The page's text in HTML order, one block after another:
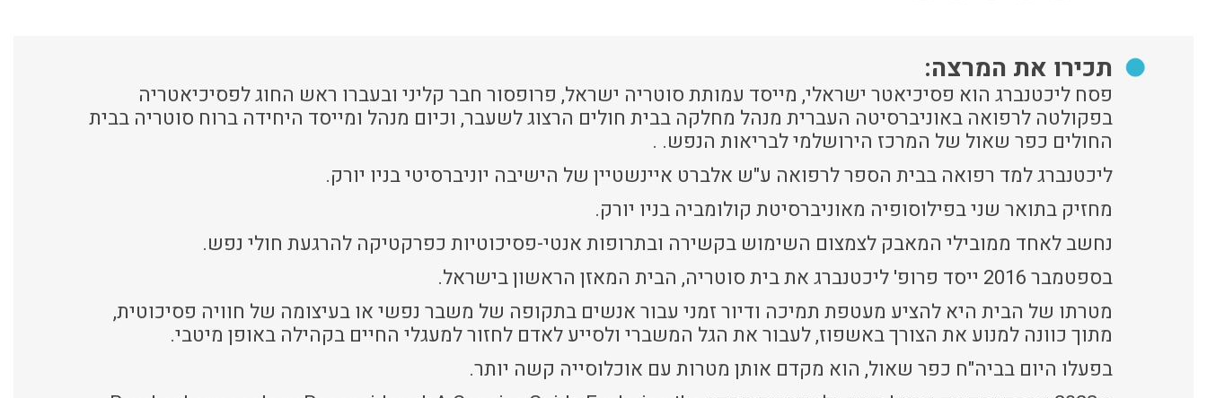
תכירו את המרצה:
פסח ליכטנברג הוא פסיכיאטר ישראלי, מייסד עמותת סוטריה ישראל, פרופסור חבר קליני ובעברו ראש החוג לפסיכיאטריה
בפקולטה לרפואה באוניברסיטה העברית מנהל מחלקה בבית חולים הרצוג לשעבר, וכיום מנהל ומייסד היחידה ברוח סוטריה בבית
החולים כפר שאול של המרכז הירושלמי לבריאות הנפש. .
ליכטנברג למד רפואה בבית הספר לרפואה ע"ש אלברט איינשטיין של הישיבה יוניברסיטי בניו יורק.
מחזיק בתואר שני בפילוסופיה מאוניברסיטת קולומביה בניו יורק.
נחשב לאחד ממובילי המאבק לצמצום השימוש בקשירה ובתרופות אנטי-פסיכוטיות כפרקטיקה להרגעת חולי נפש.
בספטמבר 2016 ייסד פרופ' ליכטנברג את בית סוטריה, הבית המאזן הראשון בישראל.
מטרתו של הבית היא להציע מעטפת תמיכה ודיור זמני עבור אנשים בתקופה של משבר נפשי או בעיצומה של חוויה פסיכוטית,
מתוך כוונה למנוע את הצורך באשפוז, לעבור את הגל המשברי ולסייע לאדם לחזור למעגלי החיים בקהילה באופן מיטבי.
בפעלו היום בביה"ח כפר שאול, הוא מקדם אותן מטרות עם אוכלוסייה קשה יותר.